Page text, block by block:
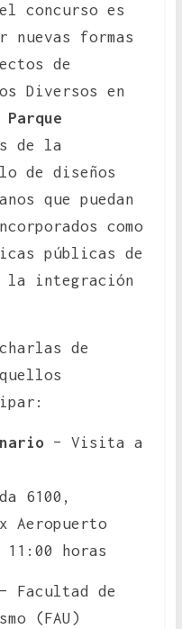
concurso es
formas
de
Diversos en
Parque
de la
de diseños
que puedan
como
públicas de
la integración
de
– Visita a
6100,
horas
Facultad de
(FAU)